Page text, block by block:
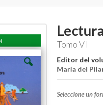
Tomo VI
Editor del
María del
Seleccione un